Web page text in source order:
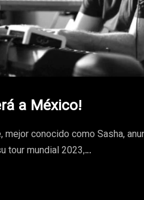
a México!
mejor conocido como Sasha,
tour mundial 2023,…